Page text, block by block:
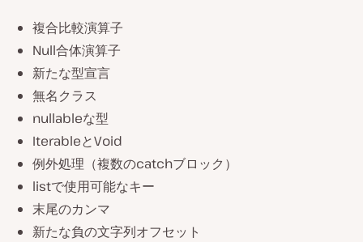
複合比較演算子
Null合体演算子
新たな型宣言
無名クラス
nullableな型
IterableとVoid
例外処理（複数のcatchブロック）
listで使用可能なキー
末尾のカンマ
新たな負の文字列オフセット